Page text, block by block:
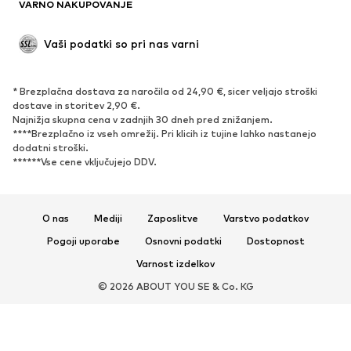
'Upcycling'
Novo
Superge
Gležnjarji
Čevlji z visoko peto
Sandali
Nizki natikači
Copati
Ekskluzivno
VARNO NAKUPOVANJE
Vaši podatki so pri nas varni
* Brezplačna dostava za naročila od 24,90 €, sicer veljajo stroški
dostave in storitev 2,90 €.
Najnižja skupna cena v zadnjih 30 dneh pred znižanjem.
****Brezplačno iz vseh omrežij. Pri klicih iz tujine lahko nastanejo
dodatni stroški.
******Vse cene vključujejo DDV.
O nas Mediji Zaposlitve
Varstvo podatkov
Pogoji uporabe
Osnovni podatki
Dostopnost
Varnost izdelkov
© 2026 ABOUT YOU SE & Co. KG